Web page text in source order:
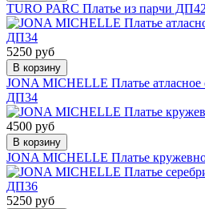
TURO PARC Платье из парчи ДП42
5250 руб
В корзину
JONA MICHELLE Платье атласное
ДП34
4500 руб
В корзину
JONA MICHELLE Платье
5250 руб